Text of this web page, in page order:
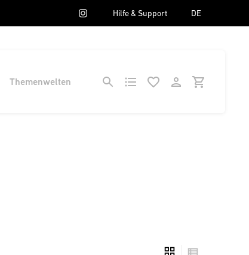
Hilfe & Support DE
Themenwelten